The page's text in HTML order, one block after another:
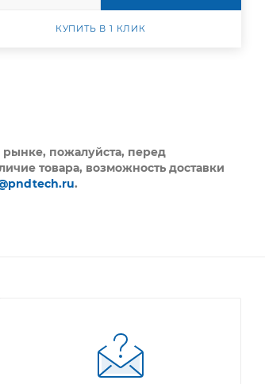
КУПИТЬ В 1 КЛИК
рынке, пожалуйста, перед
товара, возможность доставки
.